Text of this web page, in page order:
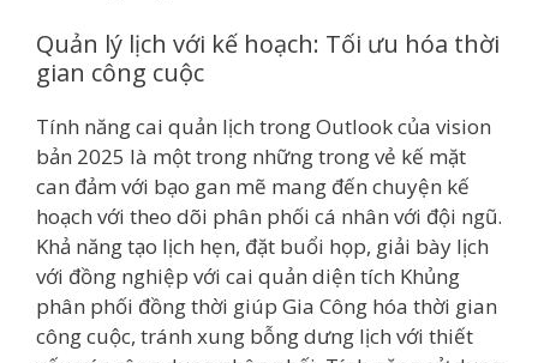
Quản lý lịch với kế hoạch: Tối ưu hóa thời
gian công cuộc
Tính năng cai quản lịch trong Outlook của vision
bản 2025 là một trong những trong vẻ kế mặt
can đảm với bạo gan mẽ mang đến chuyện kế
hoạch với theo dõi phân phối cá nhân với đội ngũ.
Khả năng tạo lịch hẹn, đặt buổi họp, giải bày lịch
với đồng nghiệp với cai quản diện tích Khủng
phân phối đồng thời giúp Gia Công hóa thời gian
công cuộc, tránh xung bỗng dưng lịch với thiết